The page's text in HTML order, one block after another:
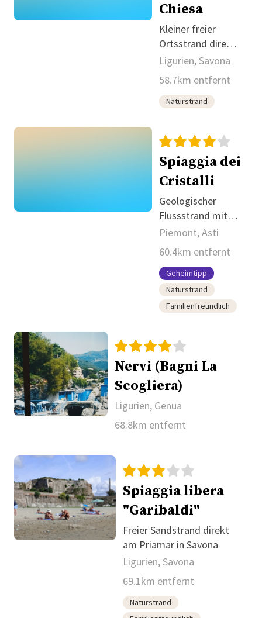
Chiesa
Kleiner freier
Ortsstrand direkt
in Cogoleto.
Ligurien, Savona
58.7km entfernt
Naturstrand
Spiaggia dei
Cristalli
Geologischer
Flussstrand mit
sichtbaren
Kristallen.
Piemont, Asti
60.4km entfernt
Geheimtipp
Naturstrand
Familienfreundlich
Nervi (Bagni La
Scogliera)
Ligurien, Genua
68.8km entfernt
Spiaggia libera
"Garibaldi"
Freier Sandstrand direkt
am Priamar in Savona
Ligurien, Savona
69.1km entfernt
Naturstrand